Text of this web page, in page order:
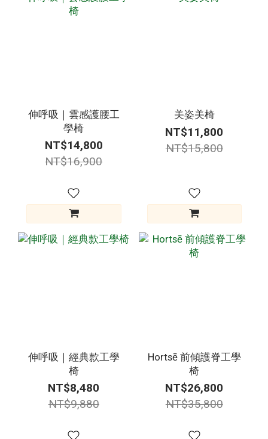
伸呼吸｜雲感護腰工
學椅
NT$14,800
NT$16,900
美姿美椅
NT$11,800
NT$15,800
伸呼吸｜經典款工學
椅
NT$8,480
NT$9,880
Hortsē 前傾護脊工學
椅
NT$26,800
NT$35,800